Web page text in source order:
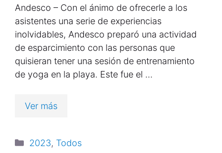
Andesco – Con el ánimo de ofrecerle a los
asistentes una serie de experiencias
inolvidables, Andesco preparó una actividad
de esparcimiento con las personas que
quisieran tener una sesión de entrenamiento
de yoga en la playa. Este fue el …
Ver más
2023, Todos